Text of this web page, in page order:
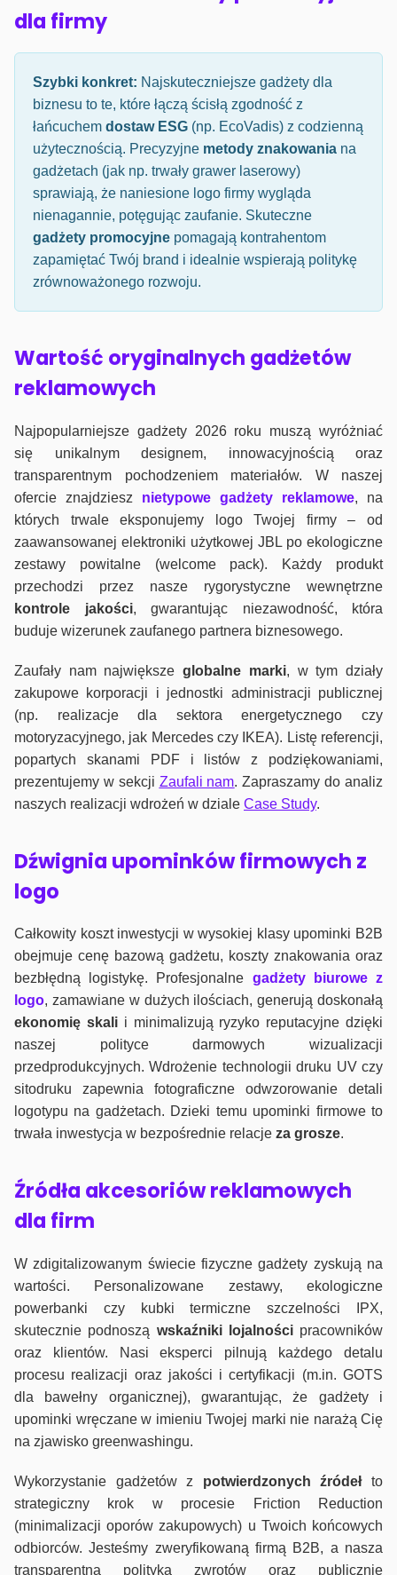
dla firmy
Szybki konkret: Najskuteczniejsze gadżety dla
biznesu to te, które łączą ścisłą zgodność z
łańcuchem dostaw ESG (np. EcoVadis) z codzienną
użytecznością. Precyzyjne metody znakowania na
gadżetach (jak np. trwały grawer laserowy)
sprawiają, że naniesione logo firmy wygląda
nienagannie, potęgując zaufanie. Skuteczne
gadżety promocyjne pomagają kontrahentom
zapamiętać Twój brand i idealnie wspierają politykę
zrównoważonego rozwoju.
Wartość oryginalnych gadżetów
reklamowych
Najpopularniejsze gadżety 2026 roku muszą wyróżniać
się unikalnym designem, innowacyjnością oraz
transparentnym pochodzeniem materiałów. W naszej
ofercie znajdziesz nietypowe gadżety reklamowe, na
których trwale eksponujemy logo Twojej firmy – od
zaawansowanej elektroniki użytkowej JBL po ekologiczne
zestawy powitalne (welcome pack). Każdy produkt
przechodzi przez nasze rygorystyczne wewnętrzne
kontrole jakości, gwarantując niezawodność, która
buduje wizerunek zaufanego partnera biznesowego.
Zaufały nam największeglobalne marki, w tym działy
zakupowe korporacji i jednostki administracji publicznej
(np. realizacje dla sektora energetycznego czy
motoryzacyjnego, jak Mercedes czy IKEA). Listę referencji,
popartych skanami PDF i listów z podziękowaniami,
prezentujemy w sekcji Zaufali nam. Zapraszamy do analiz
naszych realizacji wdrożeń w dziale Case Study.
Dźwignia upominków firmowych z
logo
Całkowity koszt inwestycji w wysokiej klasy upominki B2B
obejmuje cenę bazową gadżetu, koszty znakowania oraz
bezbłędną logistykę. Profesjonalne gadżety biurowe z
logo, zamawiane w dużych ilościach, generują doskonałą
ekonomię skalii minimalizują ryzyko reputacyjne dzięki
naszej polityce darmowych wizualizacji
przedprodukcyjnych. Wdrożenie technologii druku UV czy
sitodruku zapewnia fotograficzne odwzorowanie detali
logotypu na gadżetach. Dzieki temu upominki firmowe to
trwała inwestycja w bezpośrednie relacje za grosze.
Źródła akcesoriów reklamowych
dla firm
W zdigitalizowanym świecie fizyczne gadżety zyskują na
wartości. Personalizowane zestawy, ekologiczne
powerbanki czy kubki termiczne szczelności IPX,
skutecznie podnoszą wskaźniki lojalnościpracowników
oraz klientów. Nasi eksperci pilnują każdego detalu
procesu realizacji oraz jakości i certyfikacji (m.in. GOTS
dla bawełny organicznej), gwarantując, że gadżety i
upominki wręczane w imieniu Twojej marki nie narażą Cię
na zjawisko greenwashingu.
Wykorzystanie gadżetów z potwierdzonych źródełto
strategiczny krok w procesie Friction Reduction
(minimalizacji oporów zakupowych) u Twoich końcowych
odbiorców. Jesteśmy zweryfikowaną firmą B2B, a nasza
transparentna polityka zwrotów oraz publicznie